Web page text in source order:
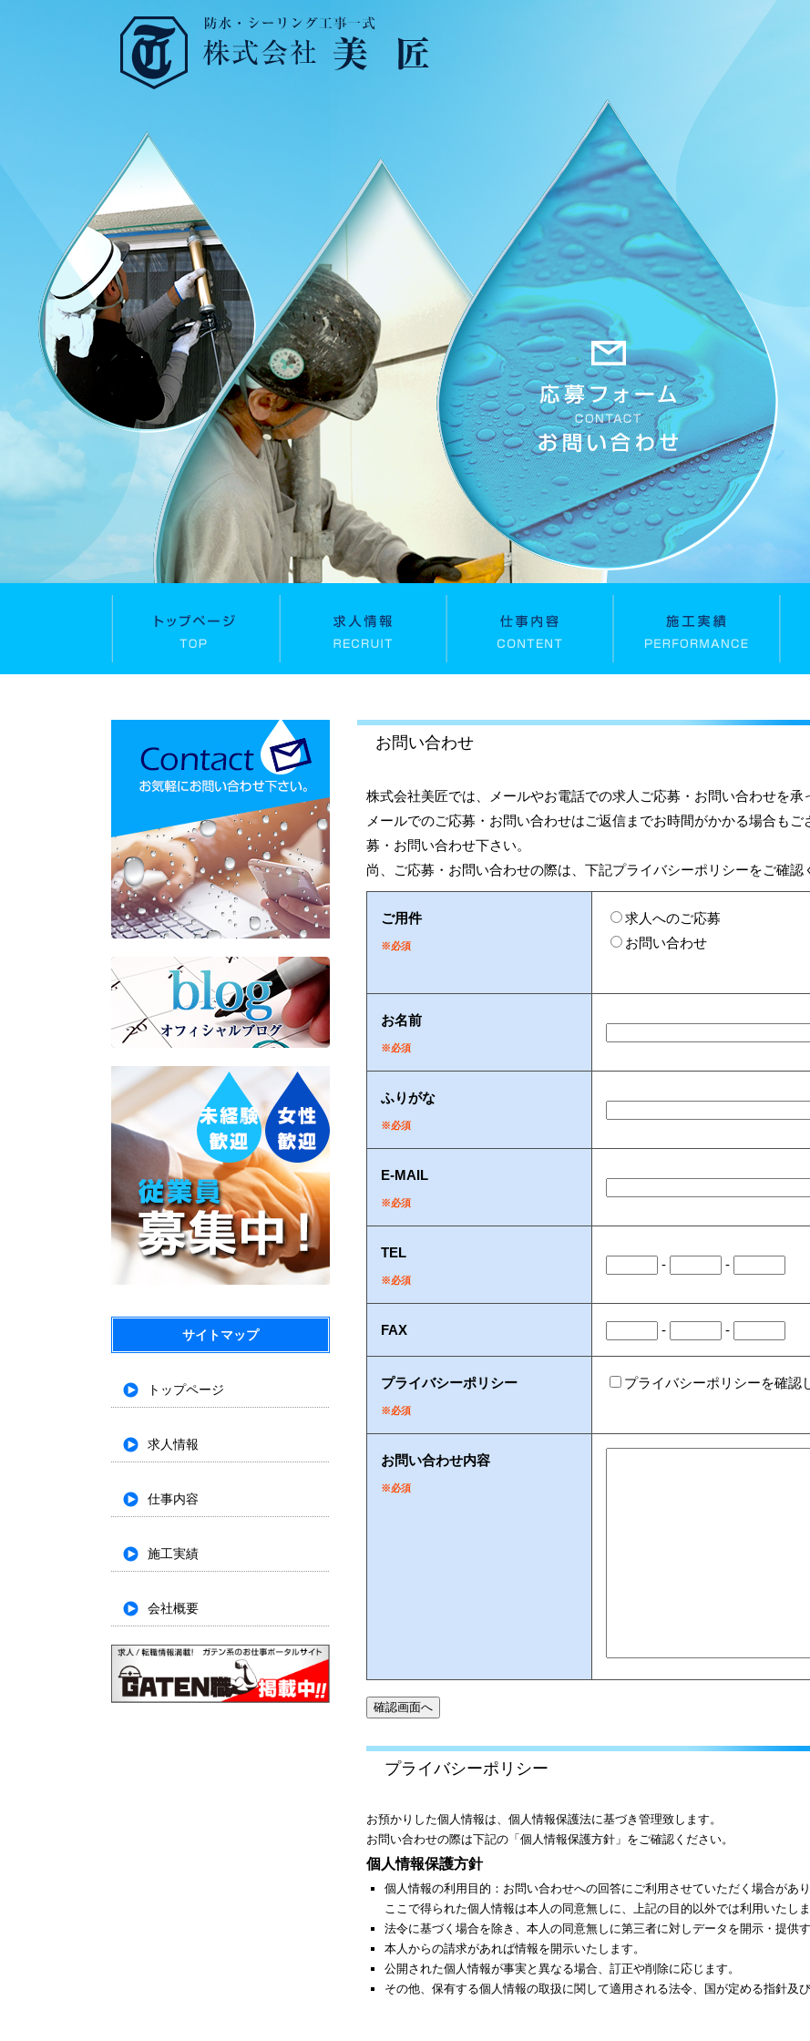
サイトマップ
トップページ
求人情報
仕事内容
施工実績
会社概要
お問い合わせ
株式会社美匠では、メールやお電話での求人ご応募・お問い合わせを承
メールでのご応募・お問い合わせはご返信までお時間がかかる場合も
募・お問い合わせ下さい。
尚、ご応募・お問い合わせの際は、下記プライバシーポリシーをご確認
ご用件
※必須
求人へのご応募
お問い合わせ
お名前
※必須
ふりがな
※必須
E-MAIL
※必須
TEL
※必須
- -
FAX - -
プライバシーポリシー
※必須
プライバシーポリシーを確認
お問い合わせ内容
※必須
プライバシーポリシー
お預かりした個人情報は、個人情報保護法に基づき管理致します。
お問い合わせの際は下記の「個人情報保護方針」をご確認ください。
個人情報保護方針
個人情報の利用目的：お問い合わせへの回答にご利用させていただく場合があり
ここで得られた個人情報は本人の同意無しに、上記の目的以外では利用いたしま
法令に基づく場合を除き、本人の同意無しに第三者に対しデータを開示・提供
本人からの請求があれば情報を開示いたします。
公開された個人情報が事実と異なる場合、訂正や削除に応じます。
その他、保有する個人情報の取扱に関して適用される法令、国が定める指針及